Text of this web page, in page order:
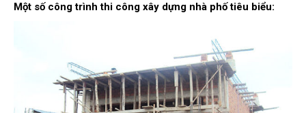
Một số công trình thi công xây dựng nhà phố tiêu biểu: